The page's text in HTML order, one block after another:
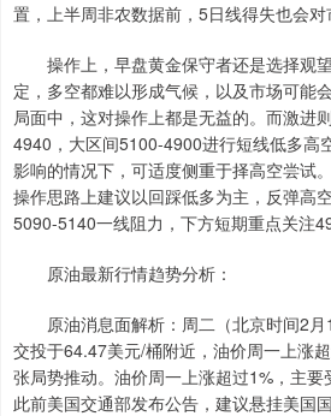
置，上半周非农数据前，5日线得失也会对
操作上，早盘黄金保守者还是选择观
定，多空都难以形成气候，以及市场可能
局面中，这对操作上都是无益的。而激进
4940，大区间5100-4900进行短线低多高
影响的情况下，可适度侧重于择高空尝试
操作思路上建议以回踩低多为主，反弹高
5090-5140一线阻力，下方短期重点关注
原油最新行情趋势分析：
原油消息面解析：周二（北京时间2月
交投于64.47美元/桶附近，油价周一上涨
张局势推动。油价周一上涨超过1%，主要
此前美国交通部发布公告，建议悬挂美国